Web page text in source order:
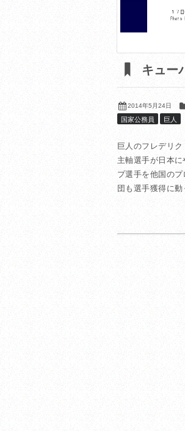
キュー
2014年5月24日
国家公務員
巨人
巨人のフレデリ
主軸選手が日本
プ選手を他国の
団も選手獲得に